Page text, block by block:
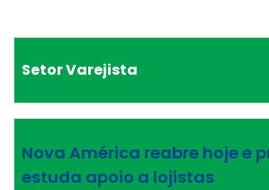
Setor Varejista
Nova América reabre hoje e
estuda apoio a lojistas